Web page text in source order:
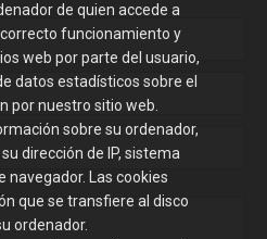
de quien accede a
funcionamiento y
web por parte del usuario,
datos estadísticos sobre el
por nuestro sitio web.
sobre su ordenador,
dirección de IP, sistema
navegador. Las cookies
que se transfiere al disco
ordenador.